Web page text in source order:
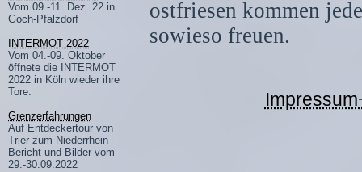
Vom 09.-11. Dez. 22 in
Goch-Pfalzdorf
INTERMOT 2022
Vom 04.-09. Oktober
öffnete die INTERMOT
2022 in Köln wieder ihre
Tore.
Grenzerfahrungen
Auf Entdeckertour von
Trier zum Niederrhein -
Bericht und Bilder vom
29.-30.09.2022
ostfriesen kommen
sowieso freuen.